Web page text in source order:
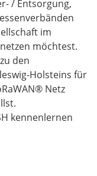
/ Entsorgung,
im
möchtest.
den
Holsteins für
Netz
kennenlernen